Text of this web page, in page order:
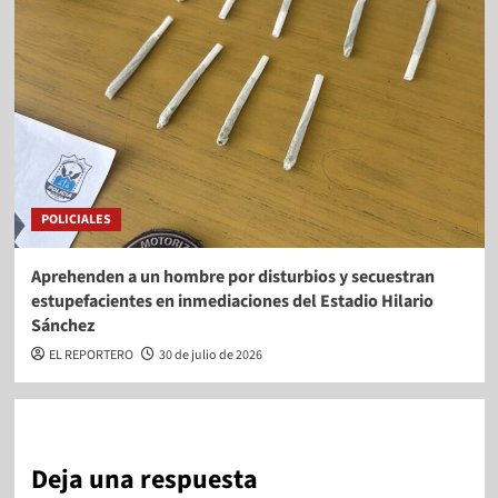
POLICIALES
Aprehenden a un hombre por disturbios y secuestran
estupefacientes en inmediaciones del Estadio Hilario
Sánchez
EL REPORTERO 30 de julio de 2026
Deja una respuesta